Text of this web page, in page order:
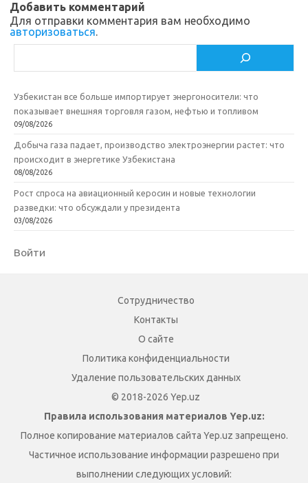
i
k
k
и
т
Добавить комментарий
Для отправки комментария вам необходимо
авторизоваться.
Узбекистан все больше импортирует энергоносители: что
показывает внешняя торговля газом, нефтью и топливом
09/08/2026
Добыча газа падает, производство электроэнергии растет: что
происходит в энергетике Узбекистана
08/08/2026
Рост спроса на авиационный керосин и новые технологии
разведки: что обсуждали у президента
03/08/2026
Войти
Сотрудничество
Контакты
О сайте
Политика конфиденциальности
Удаление пользовательских данных
© 2018-2026 Yep.uz
Правила использования материалов Yep.uz:
Полное копирование материалов сайта Yep.uz запрещено.
Частичное использование информации разрешено при
выполнении следующих условий: